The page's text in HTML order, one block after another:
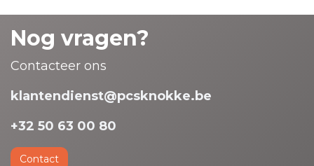
Nog vragen?
Contacteer ons
klantendienst@pcsknokke.be
+32 50 63 00 80
Contact